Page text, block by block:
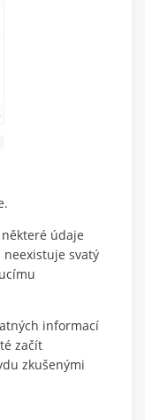
údaje
svatý
informací
začít
zkušenými